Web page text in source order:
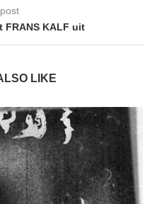
KALF uit
LIKE